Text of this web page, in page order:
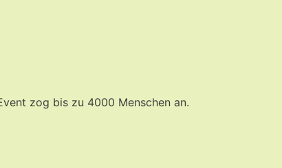
zog bis zu 4000 Menschen an.